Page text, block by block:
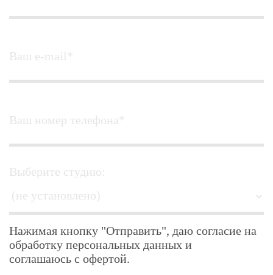
Ваш e-mail*
Ваш номер телефона*
Выберите студию:
Нажимая кнопку "Отправить", даю согласие на
обработку персональных данных и
соглашаюсь с офертой.